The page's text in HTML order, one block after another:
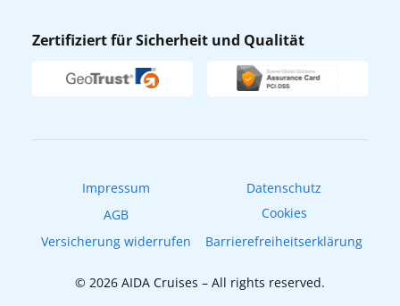
Verhaltens- & Ethikkodex
Newsletter
Zertifiziert für Sicherheit und Qualität
Impressum
Datenschutz
AGB
Cookies
Versicherung widerrufen
Barrierefreiheitserklärung
© 2026 AIDA Cruises – All rights reserved.